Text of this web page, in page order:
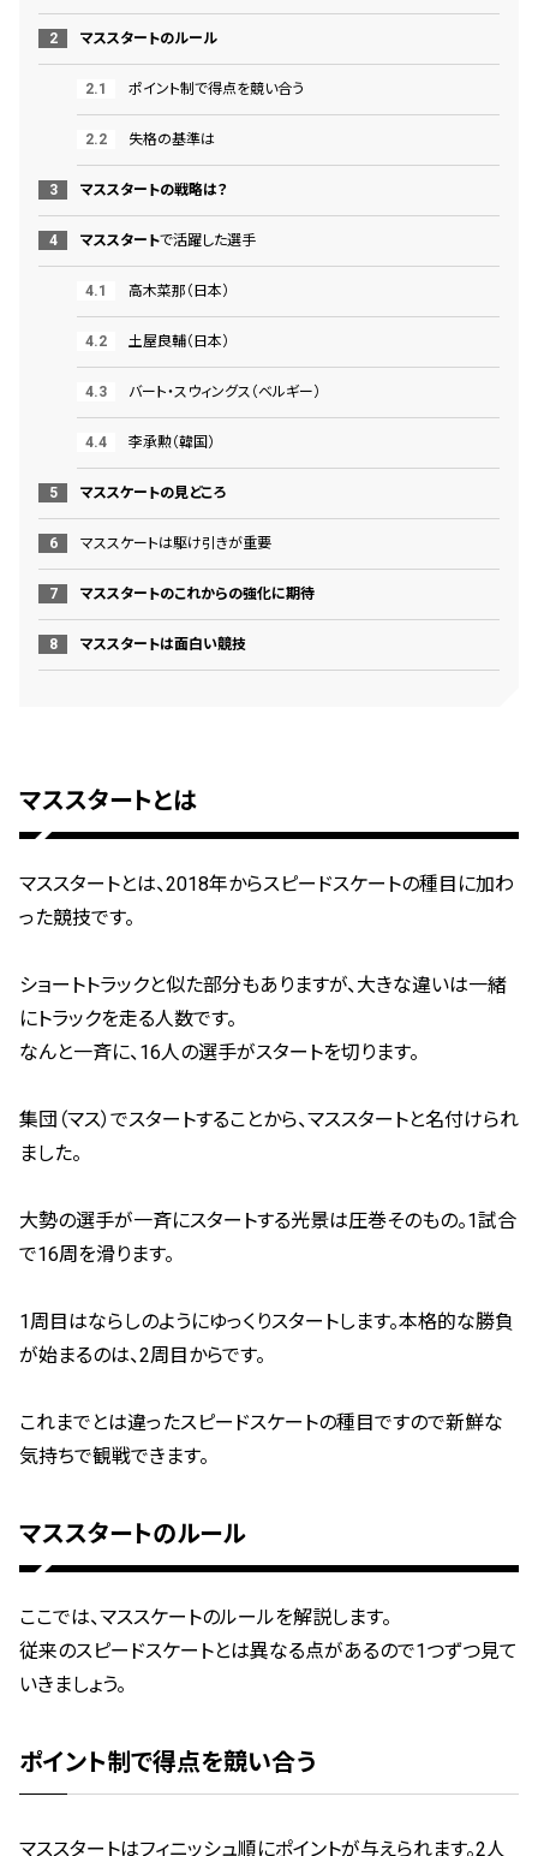
マススタートのルール
ポイント制で得点を競い合う
失格の基準は
マススタートの戦略は？
マススタートで活躍した選手
高木菜那（日本）
土屋良輔（日本）
バート・スウィングス（ベルギー）
李承勲（韓国）
マススケートの見どころ
マススケートは駆け引きが重要
マススタートのこれからの強化に期待
マススタートは面白い競技
マススタートとは
マススタートとは、2018年からスピードスケートの種目に加わ
った競技です。
ショートトラックと似た部分もありますが、大きな違いは一緒
にトラックを走る人数です。
なんと一斉に、16人の選手がスタートを切ります。
集団（マス）でスタートすることから、マススタートと名付けられ
ました。
大勢の選手が一斉にスタートする光景は圧巻そのもの。1試合
で16周を滑ります。
1周目はならしのようにゆっくりスタートします。本格的な勝負
が始まるのは、2周目からです。
これまでとは違ったスピードスケートの種目ですので新鮮な
気持ちで観戦できます。
マススタートのルール
ここでは、マススケートのルールを解説します。
従来のスピードスケートとは異なる点があるので1つずつ見て
いきましょう。
ポイント制で得点を競い合う
マススタートはフィニッシュ順にポイントが与えられます。2人